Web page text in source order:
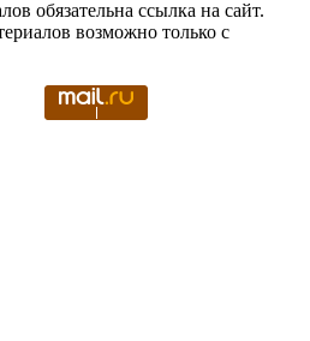
обязательна ссылка на сайт.
возможно только с